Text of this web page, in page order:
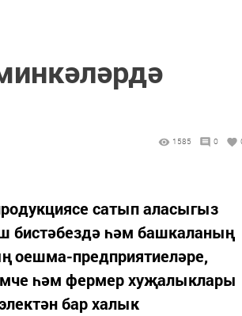
1585 0
сатып аласыгыз
бистәбездә һәм башкаланың
оешма-предприятиеләре,
һәм фермер хуҗалыклары
бар халык